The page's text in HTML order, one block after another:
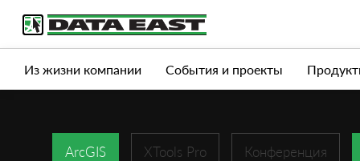
Услуги Продукты Истории успеха
Из жизни компании События и проекты
ArcGIS XTools Pro Конференция